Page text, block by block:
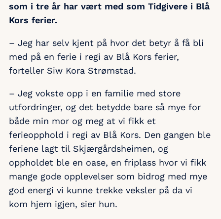
som i tre år har vært med som Tidgivere i Blå
Kors ferier.
– Jeg har selv kjent på hvor det betyr å få bli
med på en ferie i regi av Blå Kors ferier,
forteller Siw Kora Strømstad.
– Jeg vokste opp i en familie med store
utfordringer, og det betydde bare så mye for
både min mor og meg at vi fikk et
ferieopphold i regi av Blå Kors. Den gangen ble
feriene lagt til Skjærgårdsheimen, og
oppholdet ble en oase, en friplass hvor vi fikk
mange gode opplevelser som bidrog med mye
god energi vi kunne trekke veksler på da vi
kom hjem igjen, sier hun.